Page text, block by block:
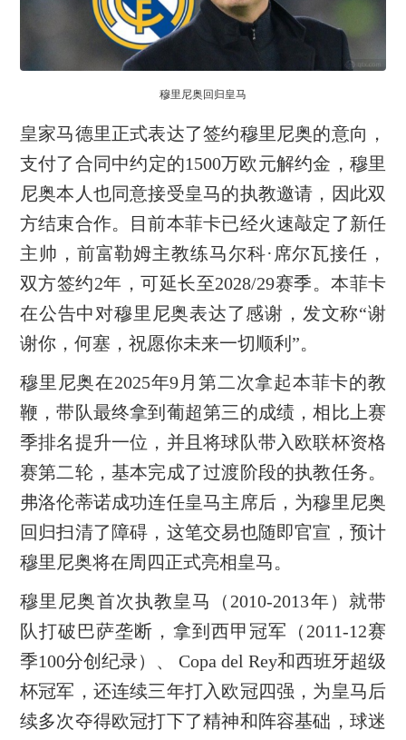
穆里尼奥回归皇马
皇家马德里正式表达了签约穆里尼奥的意向，
支付了合同中约定的1500万欧元解约金，穆里
尼奥本人也同意接受皇马的执教邀请，因此双
方结束合作。目前本菲卡已经火速敲定了新任
主帅，前富勒姆主教练马尔科·席尔瓦接任，
双方签约2年，可延长至2028/29赛季。本菲卡
在公告中对穆里尼奥表达了感谢，发文称“谢
谢你，何塞，祝愿你未来一切顺利”。
穆里尼奥在2025年9月第二次拿起本菲卡的教
鞭，带队最终拿到葡超第三的成绩，相比上赛
季排名提升一位，并且将球队带入欧联杯资格
赛第二轮，基本完成了过渡阶段的执教任务。
弗洛伦蒂诺成功连任皇马主席后，为穆里尼奥
回归扫清了障碍，这笔交易也随即官宣，预计
穆里尼奥将在周四正式亮相皇马。
穆里尼奥首次执教皇马（2010-2013年）就带
队打破巴萨垄断，拿到西甲冠军（2011-12赛
季100分创纪录）、 Copa del Rey和西班牙超级
杯冠军，还连续三年打入欧冠四强，为皇马后
续多次夺得欧冠打下了精神和阵容基础，球迷